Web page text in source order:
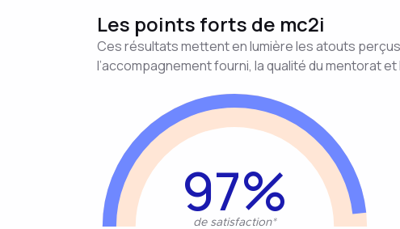
Les points forts de mc2i
Ces résultats mettent en lumière les atouts
l’accompagnement fourni, la qualité du mentorat
97%
de satisfaction*